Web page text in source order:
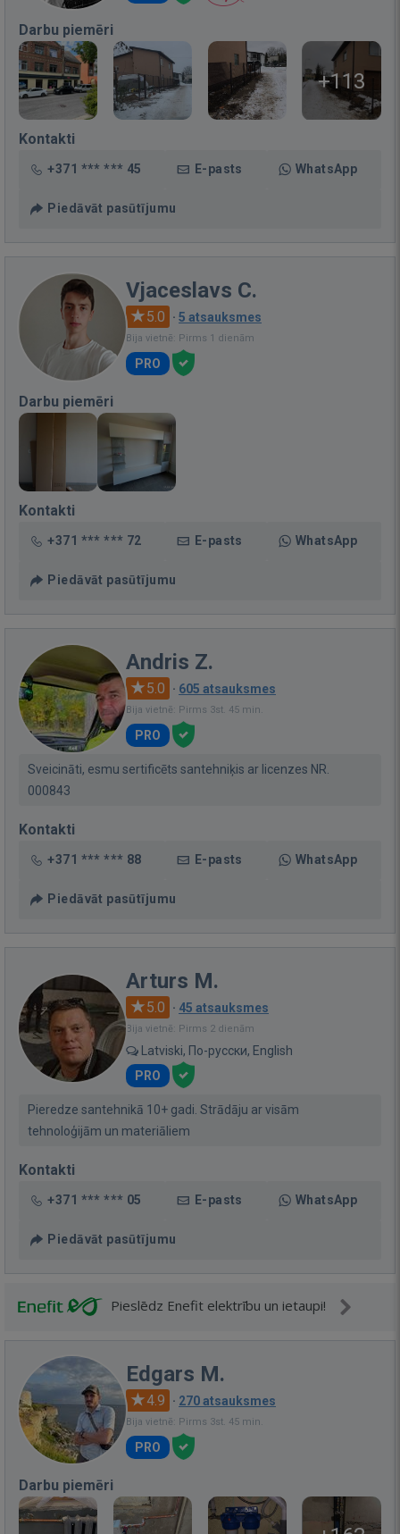
Darbu piemēri
+113
Kontakti
+371 *** *** 45 E-pasts WhatsApp
Piedāvāt pasūtījumu
Vjaceslavs C.
5.0 · 5 atsauksmes
Bija vietnē: Pirms 1 dienām
PRO
Darbu piemēri
Kontakti
+371 *** *** 72 E-pasts WhatsApp
Piedāvāt pasūtījumu
Andris Z.
5.0 · 605 atsauksmes
Bija vietnē: Pirms 3st. 45 min.
PRO
Sveicināti, esmu sertificēts santehniķis ar licenzes NR.
000843
Kontakti
+371 *** *** 88 E-pasts WhatsApp
Piedāvāt pasūtījumu
Arturs M.
5.0 · 45 atsauksmes
Bija vietnē: Pirms 2 dienām
Latviski, По-русски, English
PRO
Pieredze santehnikā 10+ gadi. Strādāju ar visām
tehnoloģijām un materiāliem
Kontakti
+371 *** *** 05 E-pasts WhatsApp
Piedāvāt pasūtījumu
Pieslēdz Enefit elektrību un ietaupi!
Edgars M.
4.9 · 270 atsauksmes
Bija vietnē: Pirms 3st. 45 min.
PRO
Darbu piemēri